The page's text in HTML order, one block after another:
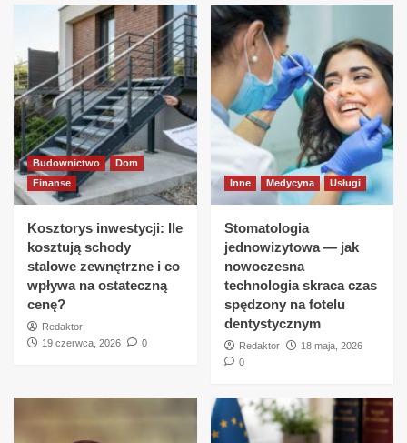
Budownictwo
Dom
Finanse
Kosztorys inwestycji: Ile
kosztują schody
stalowe zewnętrzne i co
wpływa na ostateczną
cenę?
Redaktor
19 czerwca, 2026
0
Inne Medycyna Usługi
Stomatologia
jednowizytowa — jak
nowoczesna
technologia skraca czas
spędzony na fotelu
dentystycznym
Redaktor
18 maja, 2026
0